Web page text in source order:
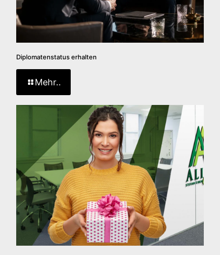
Diplomatenstatus erhalten
Mehr..